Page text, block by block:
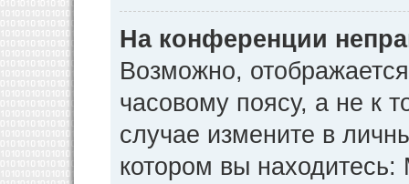
На конференции
Возможно,
часовому поясу, а не к
случае измените в
котором вы находитесь: